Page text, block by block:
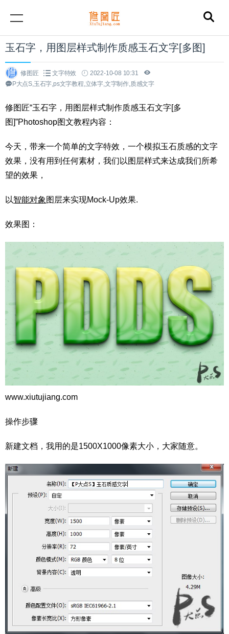
玉石字，用图层样式制作质感玉石文字[多图]
修图匠 文字特效
2022-10-08 10:31
P大点S,玉石字,ps文字教程,立体字,文字制作,质感文字
修图匠“玉石字，用图层样式制作质感玉石文字[多
图]”Photoshop图文教程内容：
今天，带来一个简单的文字特效，一个模拟玉石质感的文字
效果，没有用到任何素材，我们以图层样式来达成我们所希
望的效果，
以智能对象 图层来实现Mock-Up效果.
效果图：
www.xiutujiang.com
操作步骤
新建文档，我用的是1500X1000像素大小，大家随意。